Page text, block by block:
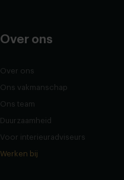
Over ons
Over ons
Ons vakmanschap
Ons team
Duurzaamheid
Voor interieuradviseurs
Werken bij